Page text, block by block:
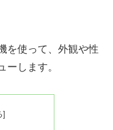
を使って、外観や性
ーします。